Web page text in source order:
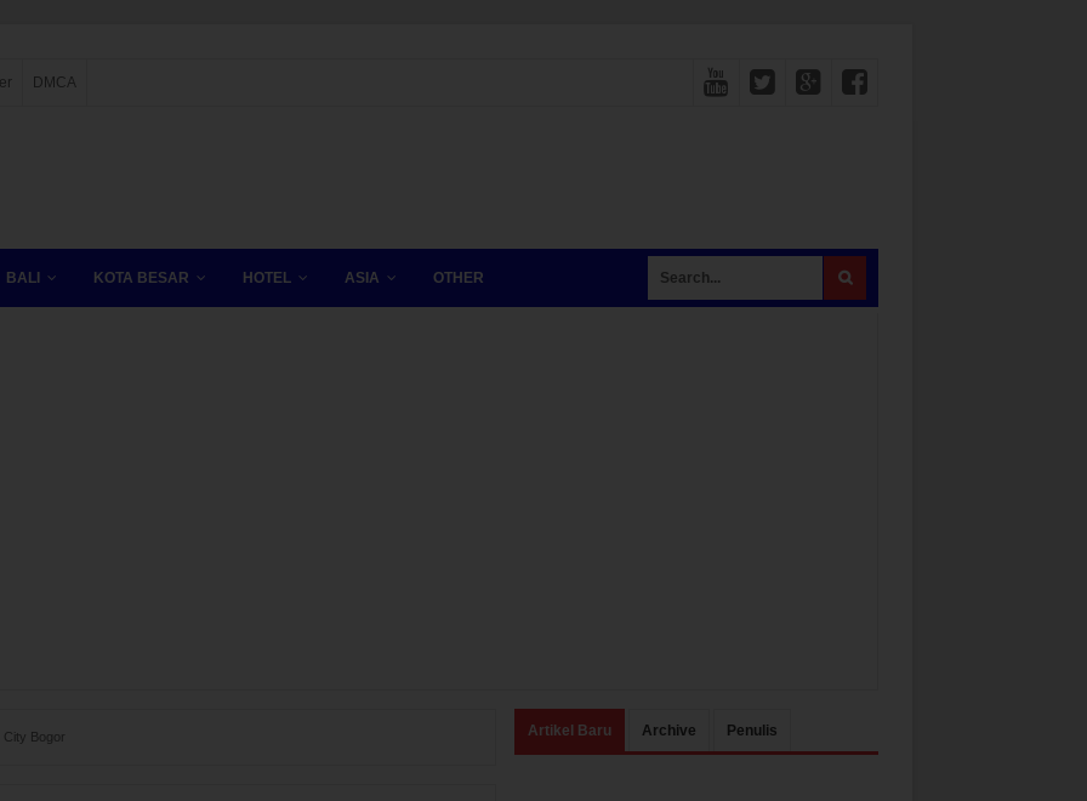
DMCA
BALI KOTA BESAR HOTEL ASIA OTHER
City Bogor Artikel Baru Archive Penulis